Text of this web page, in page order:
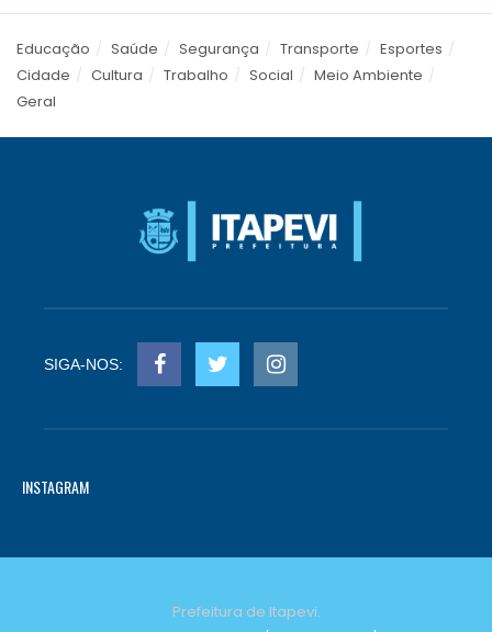
Educação Saúde Segurança Transporte
Esportes
Cidade
Cultura Trabalho Social
Meio Ambiente
Geral
SIGA-NOS:
INSTAGRAM
Prefeitura de Itapevi.